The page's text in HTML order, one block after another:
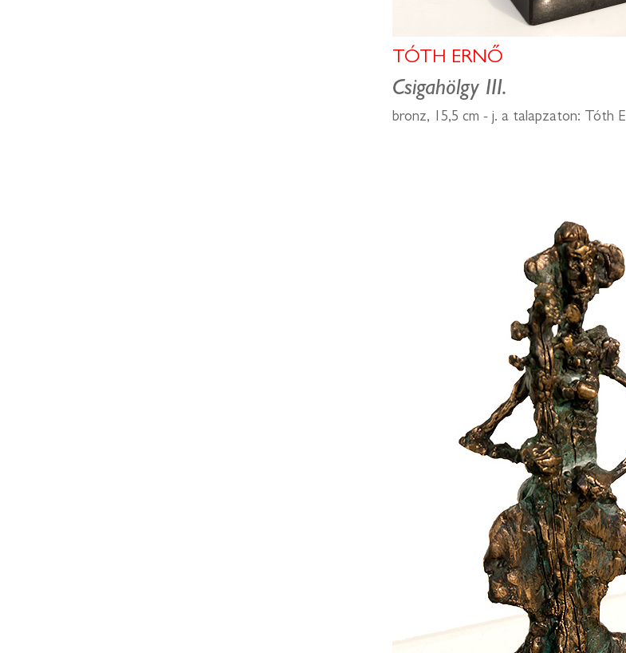
TÓTH ERNŐ
Csigahölgy III.
bronz, 15,5 cm - j. a talapzaton: Tóth E